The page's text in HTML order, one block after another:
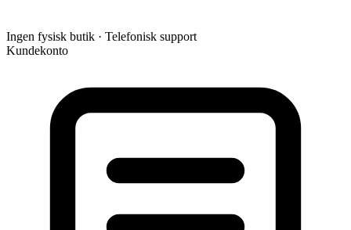
Ingen fysisk butik · Telefonisk support
Kundekonto